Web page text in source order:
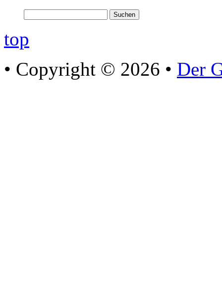
top
• Copyright © 2026 • Der